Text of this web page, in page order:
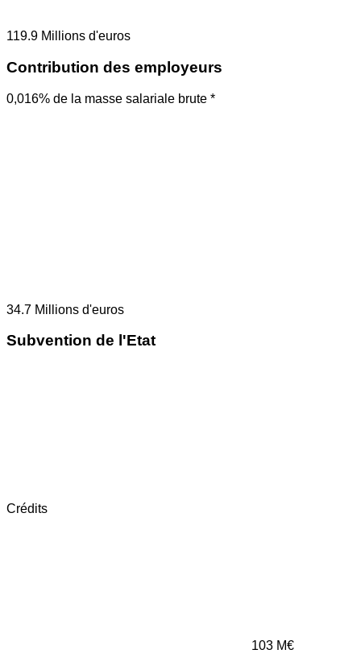
119.9 Millions d'euros
Contribution des employeurs
0,016% de la masse salariale brute *
34.7 Millions d'euros
Subvention de l'Etat
Crédits
103 M€